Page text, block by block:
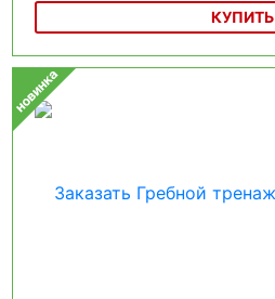
КУПИТЬ
Гребной тренажер DFC SMOOKY H5